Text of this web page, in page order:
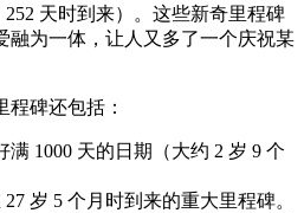
天时到来）。这些新奇里程碑
融为一体，让人又多了一个庆祝某
程碑还包括：
满 1000 天的日期（大约 2 岁 9 个
27 岁 5 个月时到来的重大里程碑。